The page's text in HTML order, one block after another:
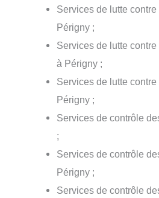
Services de lutte
Périgny ;
Services de lutte
à Périgny ;
Services de lutte
Périgny ;
Services de contrôle
;
Services de contrôle
Périgny ;
Services de contrôle